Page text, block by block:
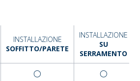
INSTALLAZIONE
SOFFITTO/PARETE
INSTALLAZIONE
SU
SERRAMENTO
◯ ◯